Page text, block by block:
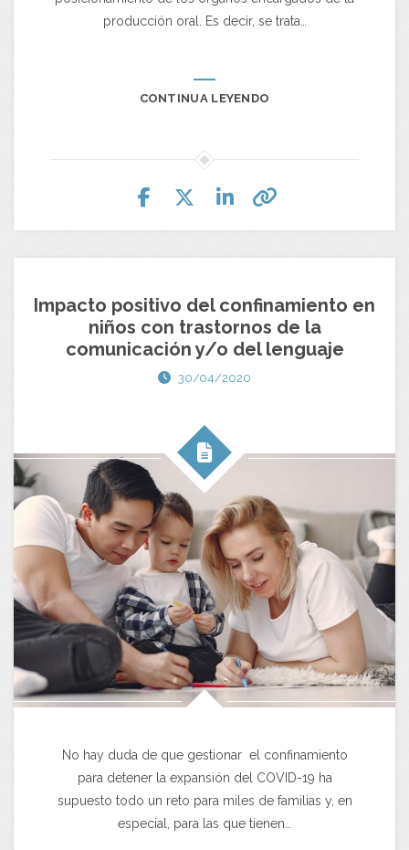
producción oral. Es decir, se trata…
CONTINUA LEYENDO
Impacto positivo del confinamiento en
niños con trastornos de la
comunicación y/o del lenguaje
30/04/2020
No hay duda de que gestionar el confinamiento
para detener la expansión del COVID-19 ha
supuesto todo un reto para miles de familias y, en
especial, para las que tienen…